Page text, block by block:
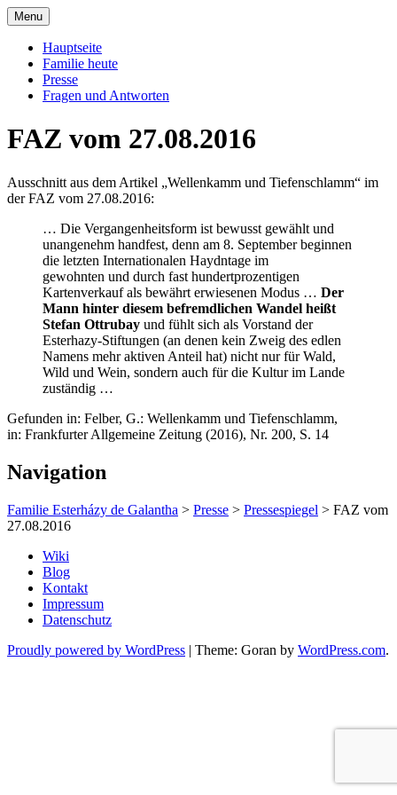
Skip
to
content
Familie Esterházy de Galantha
Galantha
Menu
Hauptseite
Familie heute
Presse
Fragen und Antworten
FAZ vom 27.08.2016
Ausschnitt aus dem Artikel „Wellenkamm und Tiefenschlamm“ im
der FAZ vom 27.08.2016:
… Die Vergangenheitsform ist bewusst gewählt und
unangenehm handfest, denn am 8. September beginnen
die letzten Internationalen Haydntage im
gewohnten und durch fast hundertprozentigen
Kartenverkauf als bewährt erwiesenen Modus … Der
Mann hinter diesem befremdlichen Wandel heißt
Stefan Ottrubay und fühlt sich als Vorstand der
Esterhazy-Stiftungen (an denen kein Zweig des edlen
Namens mehr aktiven Anteil hat) nicht nur für Wald,
Wild und Wein, sondern auch für die Kultur im Lande
zuständig …
Gefunden in: Felber, G.: Wellenkamm und Tiefenschlamm,
in: Frankfurter Allgemeine Zeitung (2016), Nr. 200, S. 14
Navigation
Familie Esterházy de Galantha > Presse > Pressespiegel > FAZ vom
27.08.2016
Wiki
Blog
Kontakt
Impressum
Datenschutz
Proudly powered by WordPress | Theme: Goran by WordPress.com.